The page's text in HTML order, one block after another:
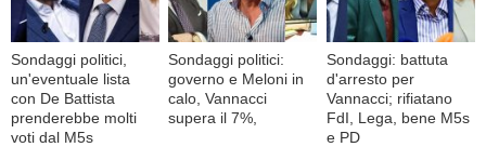
Sondaggi politici,
un'eventuale lista
con De Battista
prenderebbe molti
voti dal M5s
Sondaggi politici:
governo e Meloni in
calo, Vannacci
supera il 7%,
Sondaggi: battuta
d'arresto per
Vannacci; rifiatano
FdI, Lega, bene M5s
e PD